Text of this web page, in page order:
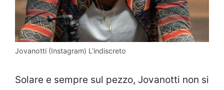
Jovanotti (Instagram) L’indiscreto
Solare e sempre sul pezzo, Jovanotti non si